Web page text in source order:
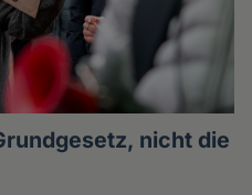
nicht die